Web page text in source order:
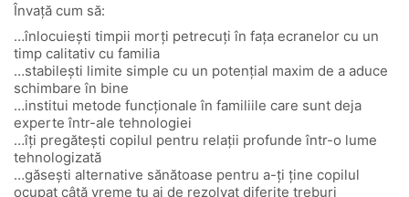
Învață cum să:
…înlocuiești timpii morți petrecuți în fața ecranelor cu un
timp calitativ cu familia
…stabilești limite simple cu un potențial maxim de a aduce
schimbare în bine
…institui metode funcționale în familiile care sunt deja
experte într-ale tehnologiei
…îți pregătești copilul pentru relații profunde într-o lume
tehnologizată
…găsești alternative sănătoase pentru a-ți ține copilul
ocupat câtă vreme tu ai de rezolvat diferite treburi